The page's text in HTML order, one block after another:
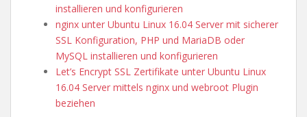
installieren und konfigurieren
nginx unter Ubuntu Linux 16.04 Server mit sicherer
SSL Konfiguration, PHP und MariaDB oder
MySQL installieren und konfigurieren
Let’s Encrypt SSL Zertifikate unter Ubuntu Linux
16.04 Server mittels nginx und webroot Plugin
beziehen